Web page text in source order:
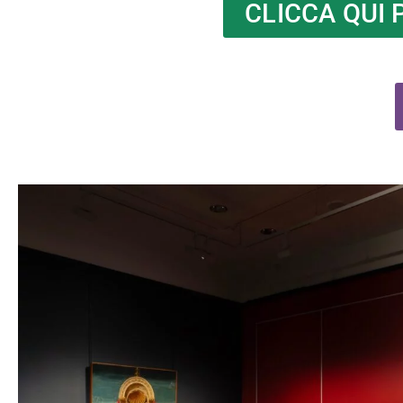
CLICCA QUI